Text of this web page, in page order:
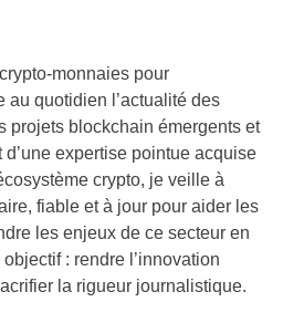
monnaies pour
au quotidien l’actualité des
projets blockchain émergents et
expertise pointue acquise
crypto, je veille à
fiable et à jour pour aider les
les enjeux de ce secteur en
: rendre l’innovation
la rigueur journalistique.